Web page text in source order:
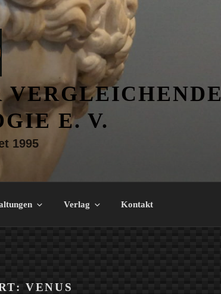
VERGLEICHENDE
E. V.
1995
Verlag Kontakt
VENUS